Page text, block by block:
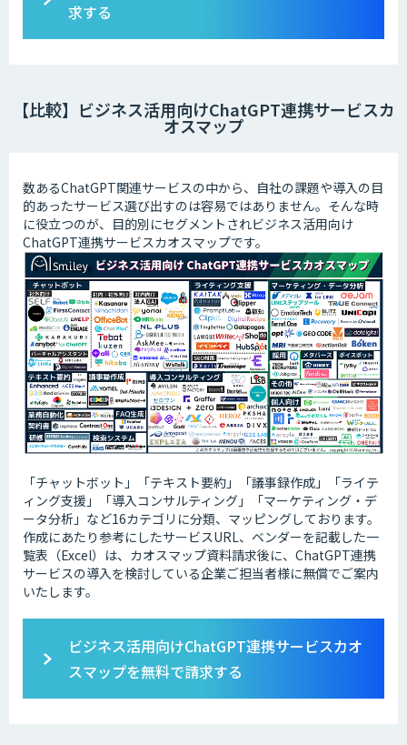
求する
【比較】ビジネス活用向けChatGPT連携サービスカ
オスマップ
数あるChatGPT関連サービスの中から、自社の課題や導入の目
的あったサービス選び出すのは容易ではありません。そんな時
に役立つのが、目的別にセグメントされビジネス活用向け
ChatGPT連携サービスカオスマップです。
「チャットボット」「テキスト要約」「議事録作成」「ライテ
ィング支援」「導入コンサルティング」「マーケティング・デ
ータ分析」など16カテゴリに分類、マッピングしております。
作成にあたり参考にしたサービスURL、ベンダーを記載した一
覧表（Excel）は、カオスマップ資料請求後に、ChatGPT連携
サービスの導入を検討している企業ご担当者様に無償でご案内
いたします。
ビジネス活用向けChatGPT連携サービスカオ
スマップを無料で請求する